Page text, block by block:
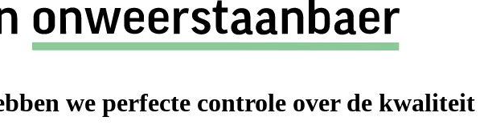
we perfecte controle over de kwaliteit